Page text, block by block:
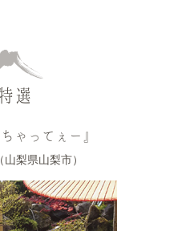
選
ゃってぇー』
梨県山梨市）